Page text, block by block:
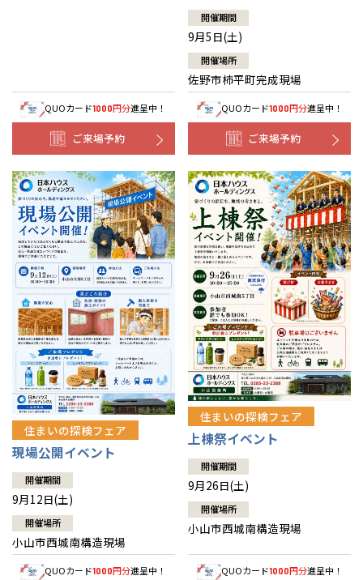
QUOカード1000円分進呈中！
ご来場予約
開催期間
9月5日(土)
開催場所
佐野市柿平町完成現場
QUOカード1000円分進呈中！
ご来場予約
住まいの探検フェア
現場公開イベント
開催期間
9月12日(土)
開催場所
小山市西城南構造現場
QUOカード1000円分進呈中！
住まいの探検フェア
上棟祭イベント
開催期間
9月26日(土)
開催場所
小山市西城南構造現場
QUOカード1000円分進呈中！